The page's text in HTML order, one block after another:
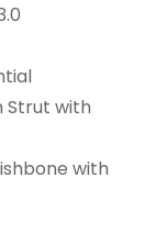
Strut with
with